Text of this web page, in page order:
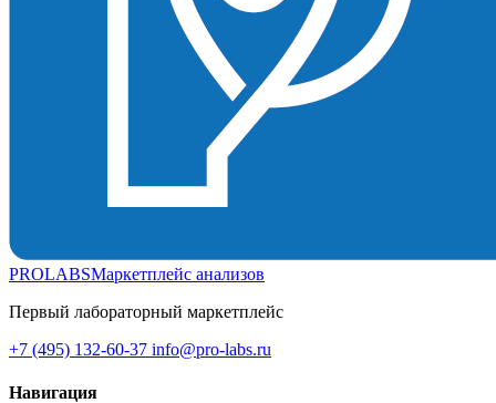
PROLABSМаркетплейс анализов
Первый лабораторный маркетплейс
+7 (495) 132-60-37 info@pro-labs.ru
Навигация